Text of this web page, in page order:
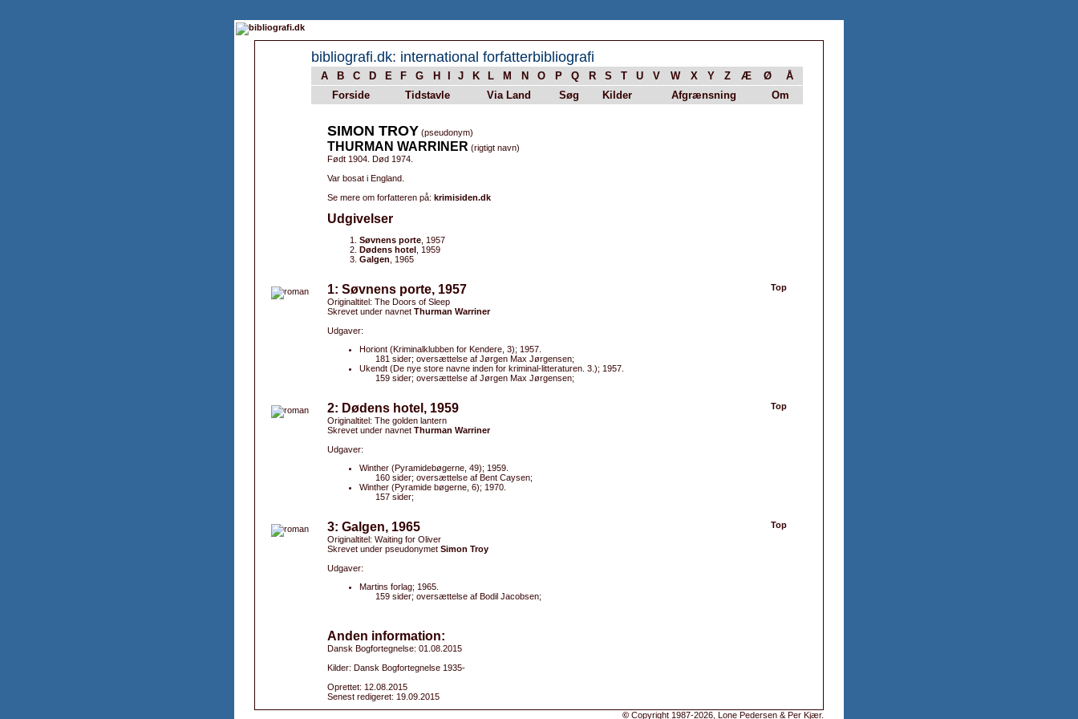
bibliografi.dk: international forfatterbibliografi
A B C D E F G H J K L M N O P Q R S T U V W X Y Z Æ Ø
Å
Forside
Tidstavle Via Land Søg Kilder Afgrænsning Om
SIMON TROY (pseudonym)
THURMAN WARRINER (rigtigt navn)
Født 1904. Død 1974.
Var bosat i England.
Se mere om forfatteren på: krimisiden.dk
Udgivelser
Søvnens porte , 1957
Dødens hotel , 1959
Galgen , 1965
Top
1: Søvnens porte, 1957
Originaltitel: The Doors of Sleep
Skrevet under navnet Thurman Warriner
Udgaver:
Horiont (Kriminalklubben for Kendere, 3); 1957.
181 sider; oversættelse af Jørgen Max Jørgensen;
Ukendt (De nye store navne inden for kriminal-litteraturen. 3.); 1957.
159 sider; oversættelse af Jørgen Max Jørgensen;
Top
2: Dødens hotel, 1959
Originaltitel: The golden lantern
Skrevet under navnet Thurman Warriner
Udgaver:
Winther (Pyramidebøgerne, 49); 1959.
160 sider; oversættelse af Bent Caysen;
Winther (Pyramide bøgerne, 6); 1970.
157 sider;
Top
3: Galgen, 1965
Originaltitel: Waiting for Oliver
Skrevet under pseudonymet Simon Troy
Udgaver:
Martins forlag; 1965.
159 sider; oversættelse af Bodil Jacobsen;
Anden information:
Dansk Bogfortegnelse: 01.08.2015
Kilder: Dansk Bogfortegnelse 1935-
Oprettet: 12.08.2015
Senest redigeret: 19.09.2015
© Copyright 1987-2026, Lone Pedersen & Per Kjær.